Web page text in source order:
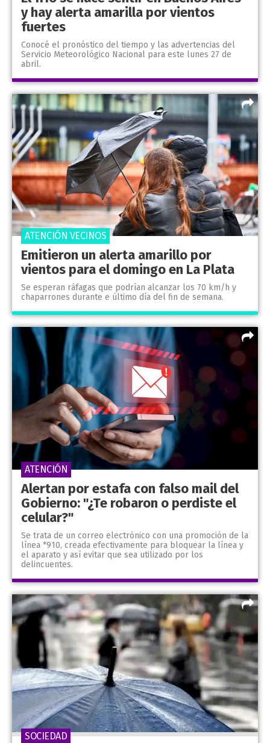
y hay alerta amarilla por vientos
fuertes
Conocé el pronóstico del tiempo y las advertencias del
Servicio Meteorológico Nacional para este lunes 27 de
abril.
Emitieron un alerta amarillo por
vientos para el domingo en La Plata
Se esperan ráfagas que podrían alcanzar los 70 km/h y
chaparrones durante e último día del fin de semana.
ATENCIÓN VECINOS
Alertan por estafa con falso mail del
Gobierno: "¿Te robaron o perdiste el
celular?"
Se trata de un correo electrónico con una promoción de la
línea *910, creada efectivamente para bloquear la línea y
el aparato y así evitar que sea utilizado por los
delincuentes.
ATENCIÓN
SOCIEDAD